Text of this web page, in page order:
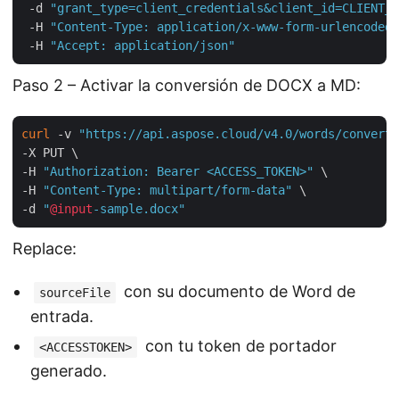
-d
-H
"Content-Type: application/x-www-form-urlencoded"
-H
"Accept: application/json"
Paso 2 – Activar la conversión de DOCX a MD:
curl -v
"https://api.aspose.cloud/v4.0/words/
-X PUT \
-H
"Authorization: Bearer <ACCESS_TOKEN>"
\
-H
"Content-Type: multipart/form-data"
\
-d
"@input-sample.docx"
Replace:
sourceFile
con su documento de Word de
entrada.
<ACCESSTOKEN>
con tu token de portador
generado.